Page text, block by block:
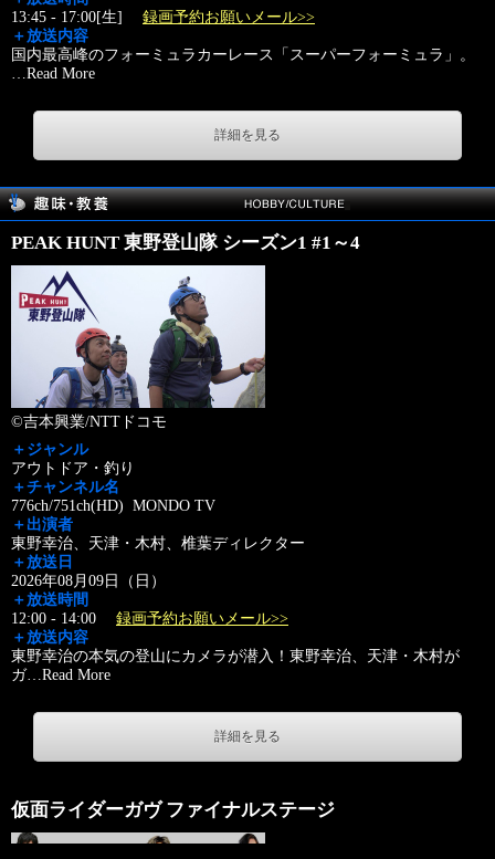
13:45 - 17:00[生] 録画予約お願いメール>>
＋放送内容
国内最高峰のフォーミュラカーレース「スーパーフォーミュラ」。
…Read More
詳細を見る
PEAK HUNT 東野登山隊 シーズン1 #1～4
©吉本興業/NTTドコモ
＋ジャンル
アウトドア・釣り
＋チャンネル名
776ch/751ch(HD) MONDO TV
＋出演者
東野幸治、天津・木村、椎葉ディレクター
＋放送日
2026年08月09日（日）
＋放送時間
12:00 - 14:00 録画予約お願いメール>>
＋放送内容
東野幸治の本気の登山にカメラが潜入！東野幸治、天津・木村が
ガ…Read More
詳細を見る
仮面ライダーガヴ ファイナルステージ